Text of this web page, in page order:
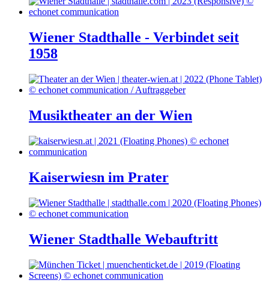
Wiener Stadthalle - Verbindet seit
1958
Musiktheater an der Wien
Kaiserwiesn im Prater
Wiener Stadthalle Webauftritt